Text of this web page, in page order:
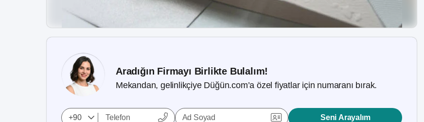
Aradığın Firmayı Birlikte Bulalım!
Mekandan, gelinlikçiye Düğün.com’a özel fiyatlar için numaranı bırak.
Ad Soyad Seni Arayalım